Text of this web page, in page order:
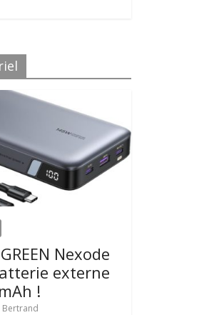
Nexode
externe
!
Bertrand